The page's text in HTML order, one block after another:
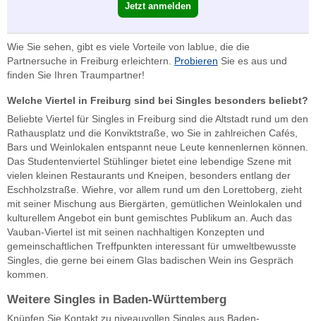
Jetzt anmelden
Wie Sie sehen, gibt es viele Vorteile von lablue, die die
Partnersuche in Freiburg erleichtern. Probieren Sie es aus und
finden Sie Ihren Traumpartner!
Welche Viertel in Freiburg sind bei Singles besonders beliebt?
Beliebte Viertel für Singles in Freiburg sind die Altstadt rund um den
Rathausplatz und die Konviktstraße, wo Sie in zahlreichen Cafés,
Bars und Weinlokalen entspannt neue Leute kennenlernen können.
Das Studentenviertel Stühlinger bietet eine lebendige Szene mit
vielen kleinen Restaurants und Kneipen, besonders entlang der
Eschholzstraße. Wiehre, vor allem rund um den Lorettoberg, zieht
mit seiner Mischung aus Biergärten, gemütlichen Weinlokalen und
kulturellem Angebot ein bunt gemischtes Publikum an. Auch das
Vauban-Viertel ist mit seinen nachhaltigen Konzepten und
gemeinschaftlichen Treffpunkten interessant für umweltbewusste
Singles, die gerne bei einem Glas badischen Wein ins Gespräch
kommen.
Weitere Singles in Baden-Württemberg
Knüpfen Sie Kontakt zu niveauvollen Singles aus Baden-